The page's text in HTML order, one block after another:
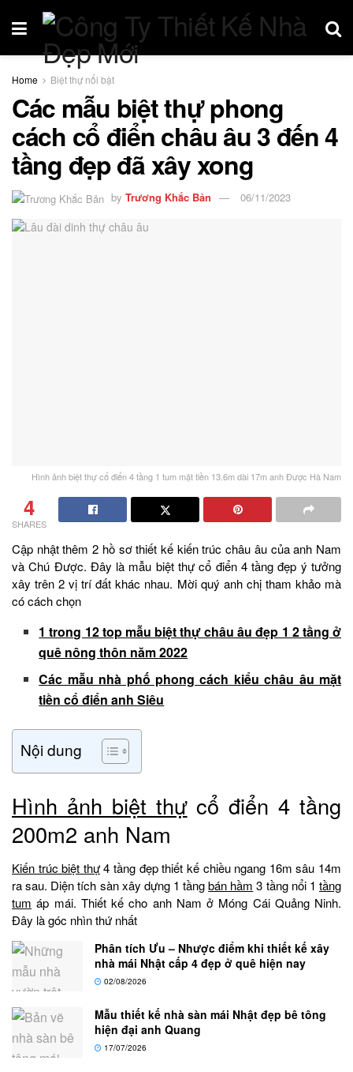
Home Biệt thự nổi bật
Các mẫu biệt thự phong
cách cổ điển châu âu 3 đến 4
tầng đẹp đã xây xong
by Trương Khắc Bản 06/11/2023
Hình ảnh biệt thự cổ điển 4 tầng 1 tum mặt tiền 13.6m dài 17m anh Được Hà Nam
4
SHARES
Cập nhật thêm 2 hồ sơ thiết kế kiến trúc châu âu của anh Nam
và Chú Được. Đây là mẫu biệt thự cổ điển 4 tầng đẹp ý tưởng
xây trên 2 vị trí đất khác nhau. Mời quý anh chị tham khảo mà
có cách chọn
1 trong 12 top mẫu biệt thự châu âu đẹp 1 2 tầng ở
quê nông thôn năm 2022
Các mẫu nhà phố phong cách kiểu châu âu mặt
tiền cổ điển anh Siêu
Nội dung
Hình ảnh biệt thựcổ điển 4 tầng
200m2 anh Nam
Kiến trúc biệt thự4 tầng đẹp thiết kế chiều ngang 16m sâu 14m
ra sau. Diện tích sàn xây dựng 1 tầngbán hầm 3 tầng nổi 1tầng
tum áp mái. Thiết kế cho anh Nam ở Móng Cái Quảng Ninh.
Đây là góc nhìn thứ nhất
Phân tích Ưu – Nhược điểm khi thiết kế xây
nhà mái Nhật cấp 4 đẹp ở quê hiện nay
02/08/2026
Mẫu thiết kế nhà sàn mái Nhật đẹp bê tông
hiện đại anh Quang
17/07/2026